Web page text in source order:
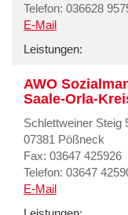
Telefon: 036628
E-Mail
Leistungen:
AWO
Saale-Orla-
Schlettweiner Steig
07381 Pößneck
Fax: 03647 425926
Telefon: 03647
E-Mail